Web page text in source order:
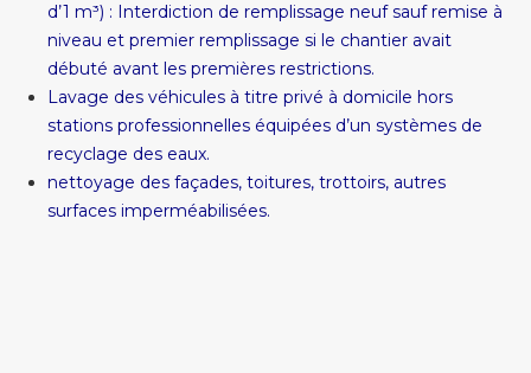
d’1 m³) : Interdiction de remplissage neuf sauf remise à
niveau et premier remplissage si le chantier avait
débuté avant les premières restrictions.
Lavage des véhicules à titre privé à domicile hors
stations professionnelles équipées d’un systèmes de
recyclage des eaux.
nettoyage des façades, toitures, trottoirs, autres
surfaces imperméabilisées.